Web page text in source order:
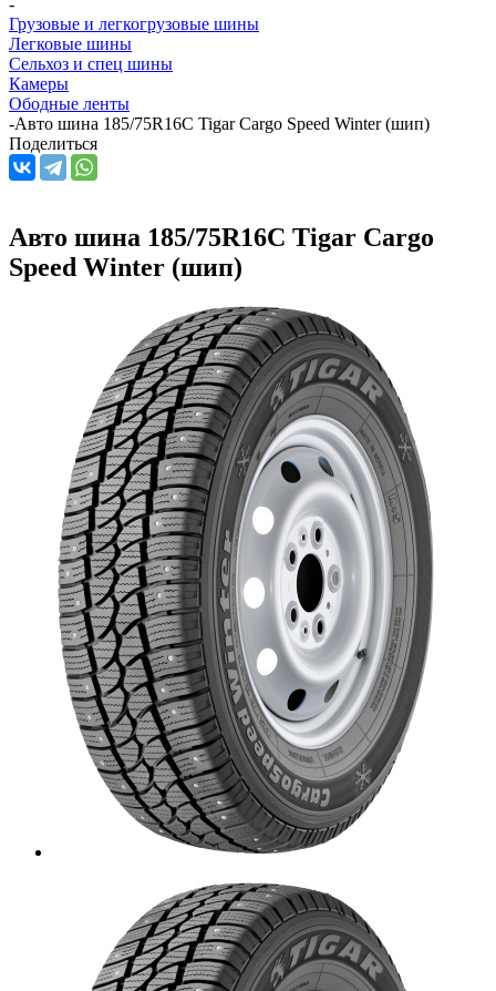
Грузовые и легкогрузовые шины
Легковые шины
Сельхоз и спец шины
Камеры
Ободные ленты
-Авто шина 185/75R16C Tigar Cargo Speed Winter (шип)
Поделиться
Авто шина 185/75R16C Tigar Cargo
Speed Winter (шип)